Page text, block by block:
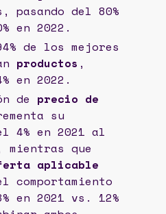
pasando del 80%
en 2022.
de los mejores
productos ,
en 2022.
de precio de
su
4% en 2021 al
mientras que
aplicable
comportamiento
en 2021 vs. 12%